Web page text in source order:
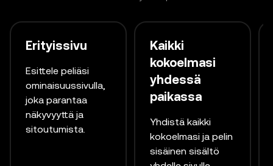
Erityissivu
Esittele peliäsi
ominaisuussivulla,
joka parantaa
näkyvyyttä ja
sitoutumista.
Kaikki
kokoelmasi
yhdessä
paikassa
Yhdistä kaikki
kokoelmasi ja pelin
sisäinen sisältö